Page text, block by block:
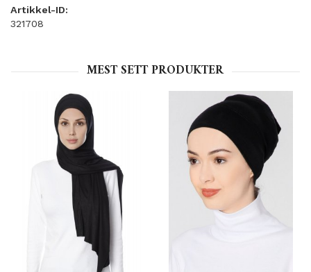
Artikkel-ID:
321708
MEST SETT PRODUKTER